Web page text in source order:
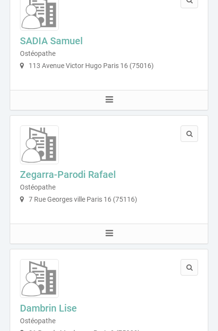
SADIA Samuel
Ostéopathe
113 Avenue Victor Hugo Paris 16 (75016)
Zegarra-Parodi Rafael
Ostéopathe
7 Rue Georges ville Paris 16 (75116)
Dambrin Lise
Ostéopathe